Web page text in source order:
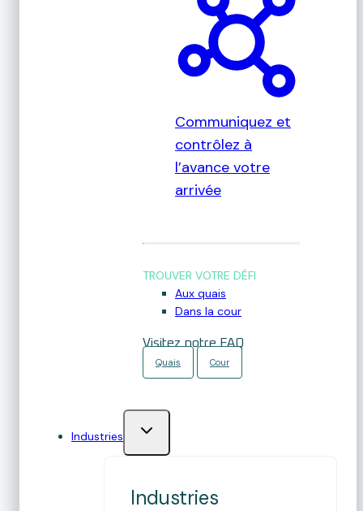
Communiquez et
contrôlez à
l’avance votre
arrivée
TROUVER VOTRE DÉFI
Aux quais
Dans la cour
Visitez notre FAQ
Quais Cour
Industries
Industries